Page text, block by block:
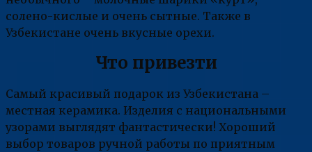
солено-кислые и очень сытные. Также в
Узбекистане очень вкусные орехи.
Что привезти
Самый красивый подарок из Узбекистана –
местная керамика. Изделия с национальными
узорами выглядят фантастически! Хороший
выбор товаров ручной работы по приятным